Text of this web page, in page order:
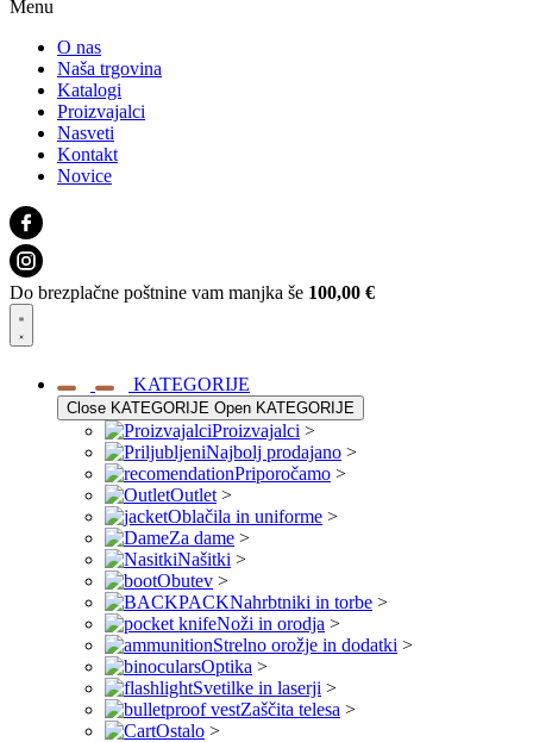
Menu
O nas
Naša trgovina
Katalogi
Proizvajalci
Nasveti
Kontakt
Novice
Do brezplačne poštnine vam manjka še 100,00 €
KATEGORIJE
Close KATEGORIJE Open KATEGORIJE
Proizvajalci >
Najbolj prodajano >
Priporočamo >
Outlet >
Oblačila in uniforme >
Za dame >
Našitki >
Obutev >
Nahrbtniki in torbe >
Noži in orodja >
Strelno orožje in dodatki >
Optika >
Svetilke in laserji >
Zaščita telesa >
Ostalo >